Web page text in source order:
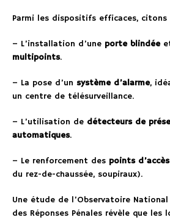
Parmi les dispositifs efficaces, citons
– L’installation d’une porte blindée
multipoints.
– La pose d’un système d’alarme,
un centre de télésurveillance.
– L’utilisation de détecteurs de
automatiques.
– Le renforcement des points
du rez-de-chaussée, soupiraux).
Une étude de l’Observatoire
des Réponses Pénales révèle que les